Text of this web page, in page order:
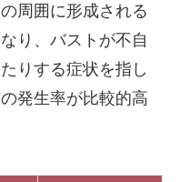
周囲に形成される
り、バストが不自
りする症状を指し
発生率が比較的高